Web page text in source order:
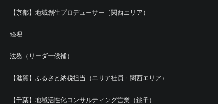
【京都】地域創生プロデューサー（関西エリア）
経理
法務（リーダー候補）
【滋賀】ふるさと納税担当（エリア社員・関西エリア）
【千葉】地域活性化コンサルティング営業（銚子）